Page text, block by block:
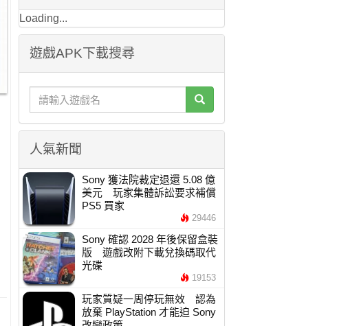
Loading...
遊戲APK下載搜尋
人氣新聞
Sony 獲法院裁定退還 5.08 億
美元 玩家集體訴訟要求補償
PS5 買家
29446
Sony 確認 2028 年後保留盒裝
版 遊戲改附下載兌換碼取代
光碟
19153
玩家質疑一周停玩無效 認為
放棄 PlayStation 才能迫 Sony